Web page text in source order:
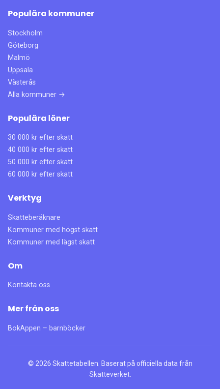
Populära kommuner
Stockholm
Göteborg
Malmö
Uppsala
Västerås
Alla kommuner →
Populära löner
30 000 kr efter skatt
40 000 kr efter skatt
50 000 kr efter skatt
60 000 kr efter skatt
Verktyg
Skatteberäknare
Kommuner med högst skatt
Kommuner med lägst skatt
Om
Kontakta oss
Mer från oss
BokAppen – barnböcker
© 2026 Skattetabellen. Baserat på officiella data från
Skatteverket.